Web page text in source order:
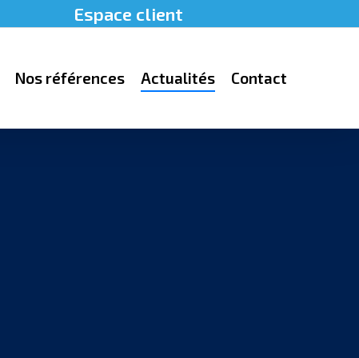
Espace client
Nos références Actualités Contact